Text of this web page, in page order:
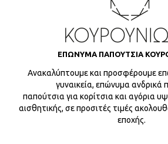
ΕΠΩΝΥΜΑ ΠΑΠΟΥΤΣΙΑ
Ανακαλύπτουμε και προσφέρουμε
γυναικεία, επώνυμα ανδρικά
παπούτσια για κορίτσια και αγόρια
αισθητικής, σε προσιτές τιμές
εποχής.